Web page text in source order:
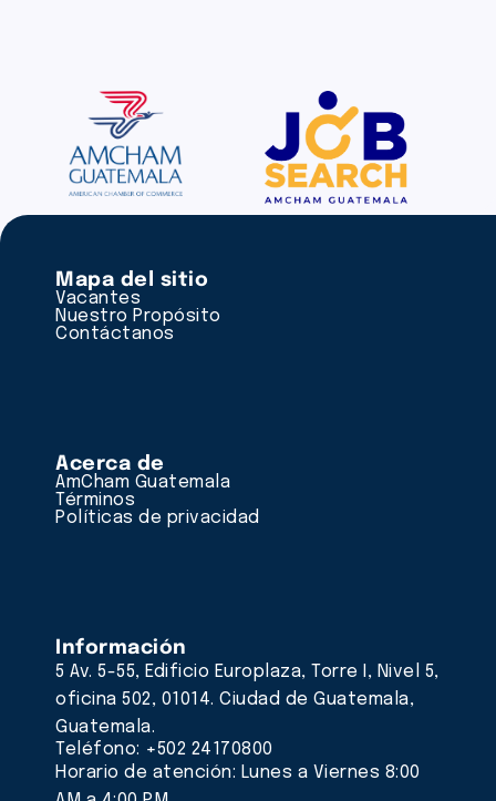
Mapa del sitio
Vacantes
Nuestro Propósito
Contáctanos
Acerca de
AmCham Guatemala
Términos
Políticas de privacidad
Información
5 Av. 5-55, Edificio Europlaza, Torre I, Nivel 5,
oficina 502, 01014. Ciudad de Guatemala,
Guatemala.
Teléfono: +502 24170800
Horario de atención: Lunes a Viernes 8:00